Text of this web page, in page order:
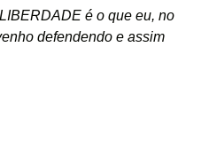
é o que eu, no
defendendo e assim